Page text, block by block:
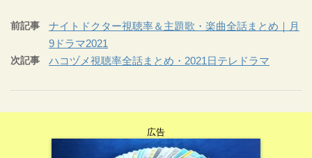
前記事
ナイトドクター視聴率＆主題歌・楽曲全話まとめ｜月
9ドラマ2021
次記事 ハコヅメ視聴率全話まとめ・2021日テレドラマ
広告